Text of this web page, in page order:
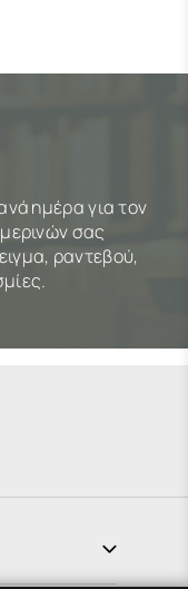
ημέρα για τον
σας
ραντεβού,